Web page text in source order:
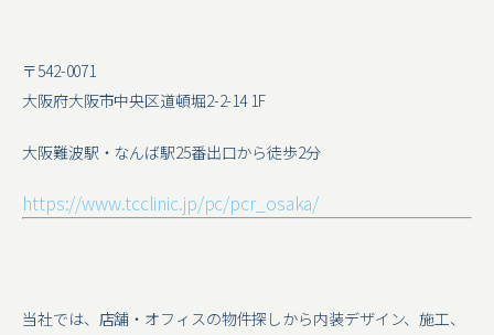
〒542-0071
大阪府大阪市中央区道頓堀2-2-14 1F
大阪難波駅・なんば駅25番出口から徒歩2分
https://www.tcclinic.jp/pc/pcr_osaka/
当社では、店舗・オフィスの物件探しから内装デザイン、施工、